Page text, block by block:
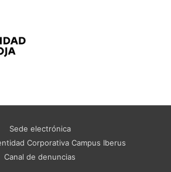
Sede electrónica
Corporativa Campus Iberus
Canal de denuncias